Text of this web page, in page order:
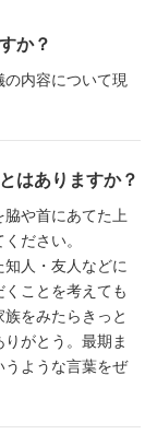
か？
内容について現
はありますか？
や首にあてた上
ださい。
人・友人などに
ことを考えても
をみたらきっと
がとう。最期ま
うような言葉をぜ